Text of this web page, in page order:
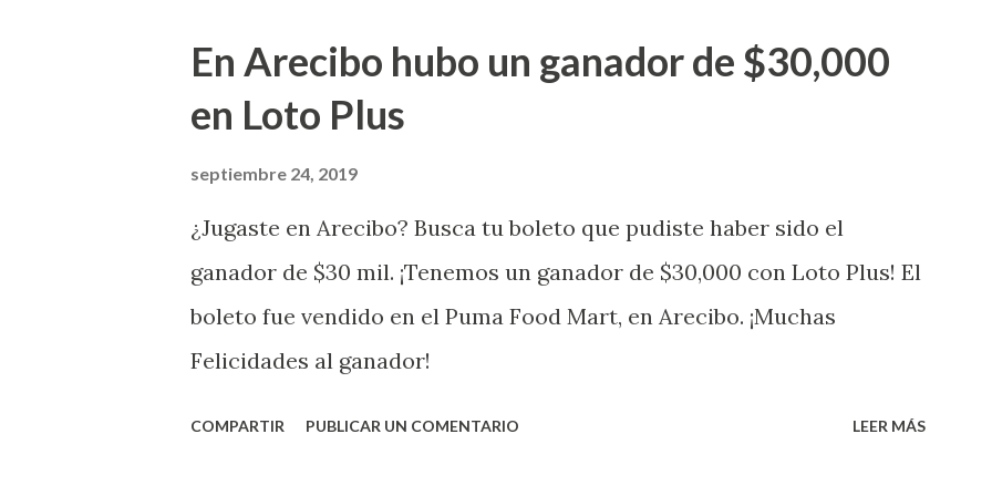
la farmacia Yarimar de la Urbanización Las Lomas en el Municipio de
San Juan ¡Enhorabuena que lo disfrute! ...
En Arecibo hubo un ganador de $30,000
en Loto Plus
septiembre 24, 2019
¿Jugaste en Arecibo? Busca tu boleto que pudiste haber sido el
ganador de $30 mil. ¡Tenemos un ganador de $30,000 con Loto Plus! El
boleto fue vendido en el Puma Food Mart, en Arecibo. ¡Muchas
Felicidades al ganador!
COMPARTIR PUBLICAR UN COMENTARIO LEER MÁS